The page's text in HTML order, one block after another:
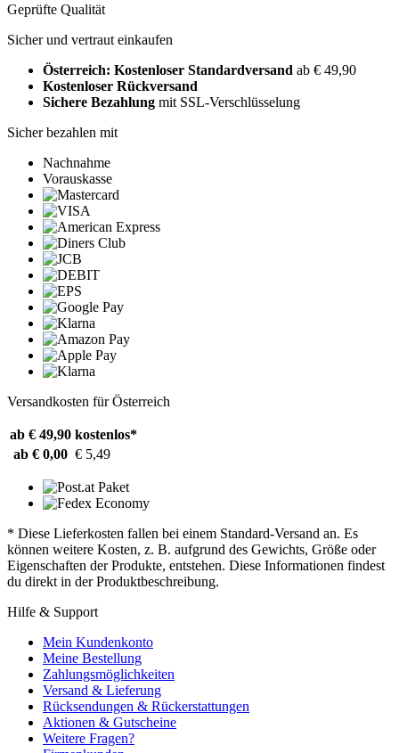
Geprüfte Qualität
Sicher und vertraut einkaufen
Österreich: Kostenloser Standardversand ab € 49,90
Kostenloser Rückversand
Sichere Bezahlung mit SSL-Verschlüsselung
Sicher bezahlen mit
Nachnahme
Vorauskasse
Versandkosten für Österreich
ab € 49,90 kostenlos*
ab € 0,00 € 5,49
* Diese Lieferkosten fallen bei einem Standard-Versand an. Es
können weitere Kosten, z. B. aufgrund des Gewichts, Größe oder
Eigenschaften der Produkte, entstehen. Diese Informationen findest
du direkt in der Produktbeschreibung.
Hilfe & Support
Mein Kundenkonto
Meine Bestellung
Zahlungsmöglichkeiten
Versand & Lieferung
Rücksendungen & Rückerstattungen
Aktionen & Gutscheine
Weitere Fragen?